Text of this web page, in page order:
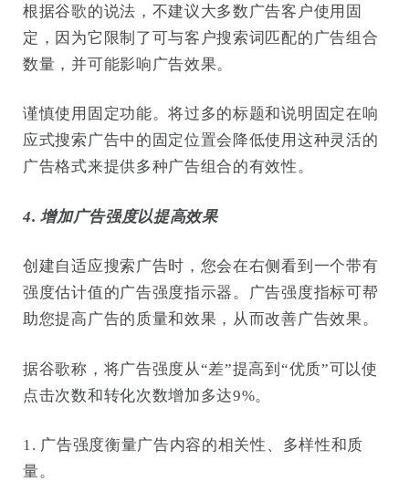
根据谷歌的说法，不建议大多数广告客户使用固
定，因为它限制了可与客户搜索词匹配的广告组合
数量，并可能影响广告效果。
谨慎使用固定功能。将过多的标题和说明固定在响
应式搜索广告中的固定位置会降低使用这种灵活的
广告格式来提供多种广告组合的有效性。
4. 增加广告强度以提高效果
创建自适应搜索广告时，您会在右侧看到一个带有
强度估计值的广告强度指示器。广告强度指标可帮
助您提高广告的质量和效果，从而改善广告效果。
据谷歌称，将广告强度从“差”提高到“优质”可以使
点击次数和转化次数增加多达9%。
1. 广告强度衡量广告内容的相关性、多样性和质
量。